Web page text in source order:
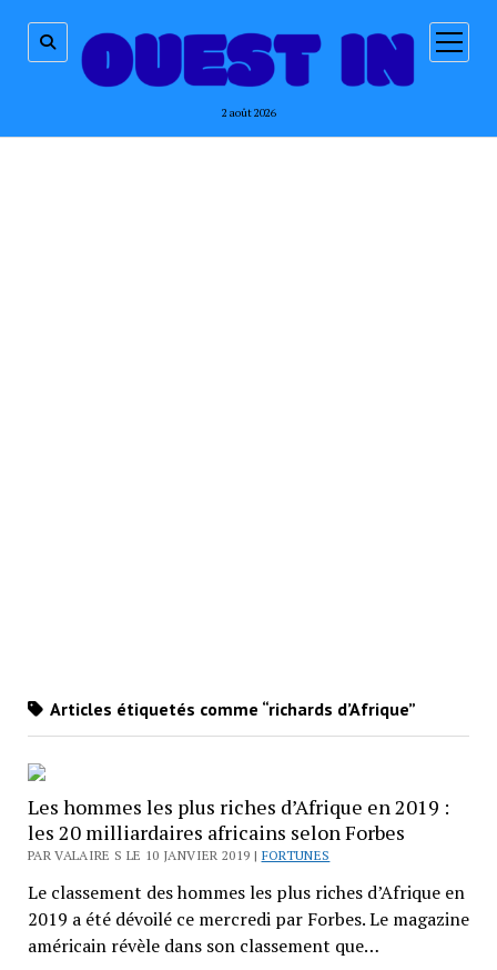
2 août 2026
ouvrir
menu
Articles étiquetés comme “richards d’Afrique”
Les hommes les plus riches d’Afrique en 2019 :
les 20 milliardaires africains selon Forbes
PAR VALAIRE S LE 10 JANVIER 2019 | FORTUNES
Le classement des hommes les plus riches d’Afrique en
2019 a été dévoilé ce mercredi par Forbes. Le magazine
américain révèle dans son classement que…